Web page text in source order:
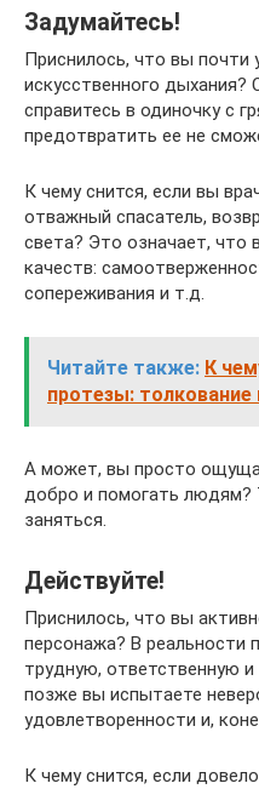
Задумайтесь!
Приснилось, что вы почти
искусственного дыхания?
справитесь в одиночку с
предотвратить ее не
К чему снится, если вы
отважный спасатель,
света? Это означает, что
качеств:
сопереживания и т.д.
Читайте также: К
протезы:
А может, вы просто
добро и помогать людям?
заняться.
Действуйте!
Приснилось, что вы
персонажа? В реальности
трудную, ответственную
позже вы испытаете
удовлетворенности и,
К чему снится, если